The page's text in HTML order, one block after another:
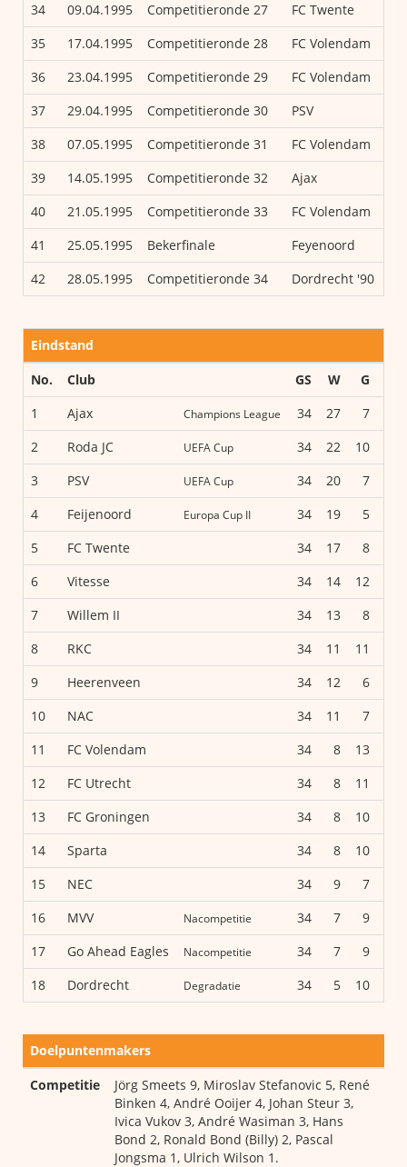
34
09.04.1995 Competitieronde 27
FC Twente
35
17.04.1995 Competitieronde 28
FC Volendam
36
23.04.1995 Competitieronde 29
FC Volendam
37
29.04.1995 Competitieronde 30
PSV
38
07.05.1995 Competitieronde 31
FC Volendam
39
14.05.1995 Competitieronde 32
Ajax
40
21.05.1995 Competitieronde 33
FC Volendam
41
25.05.1995 Bekerfinale
Feyenoord
42
28.05.1995 Competitieronde 34 Dordrecht '90
Eindstand
No.
Club GS W G
1
Ajax Champions League 34 27 7
2
Roda JC UEFA Cup 34 22 10
3
PSV UEFA Cup 34 20 7
4
Feijenoord Europa Cup II 34 19 5
5
FC Twente 34 17 8
6
Vitesse 34 14 12
7
Willem II 34 13 8
8
RKC 34 11 11
9
Heerenveen 34 12 6
10
NAC 34 11 7
11
FC Volendam 34 8 13
12
FC Utrecht 34 8 11
13
FC Groningen 34 8 10
14
Sparta 34 8 10
15
NEC 34 9 7
16
MVV Nacompetitie 34 7 9
17
Go Ahead Eagles Nacompetitie 34 7 9
18
Dordrecht Degradatie 34 5 10
Doelpuntenmakers
Competitie
Jörg Smeets 9, Miroslav Stefanovic 5, René
Binken 4, André Ooijer 4, Johan Steur 3,
Ivica Vukov 3, André Wasiman 3, Hans
Bond 2, Ronald Bond (Billy) 2, Pascal
Jongsma 1, Ulrich Wilson 1.